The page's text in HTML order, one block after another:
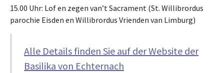
15.00 Uhr: Lof en zegen van’t Sacrament (St. Willibrordus
parochie Eisden en Willibrordus Vrienden van Limburg)
Alle Details finden Sie auf der Website der
Basilika von Echternach